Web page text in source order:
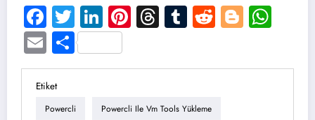
Facebook
TwitterLinkedIn
Pinterest
Threads
Tumblr
Reddit
EmailShare
Etiket
Powercli Powercli Ile Vm Tools Yükleme